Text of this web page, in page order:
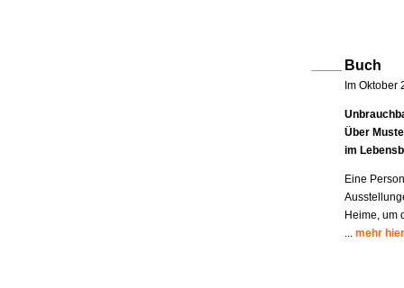
Buch
Im Oktober
Über
im
Eine
Heime, um
... mehr hier